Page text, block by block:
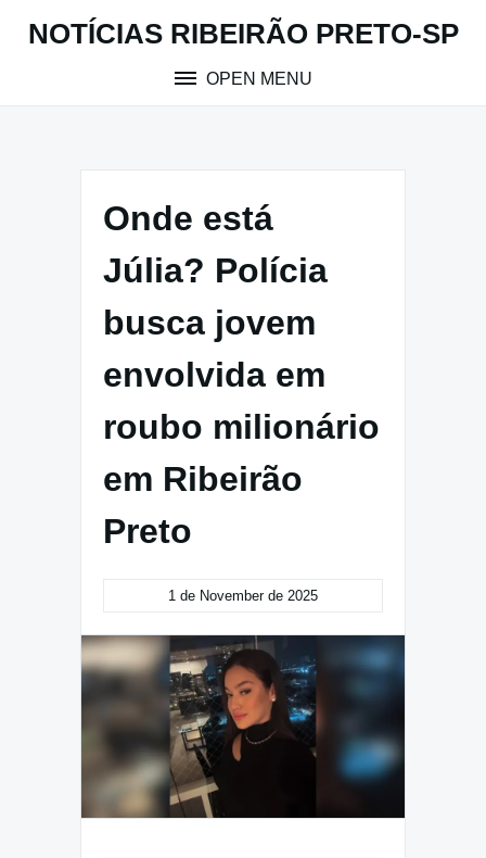
NOTÍCIAS RIBEIRÃO PRETO-SP
OPEN MENU
Onde está
Júlia? Polícia
busca jovem
envolvida em
roubo milionário
em Ribeirão
Preto
1 de November de 2025